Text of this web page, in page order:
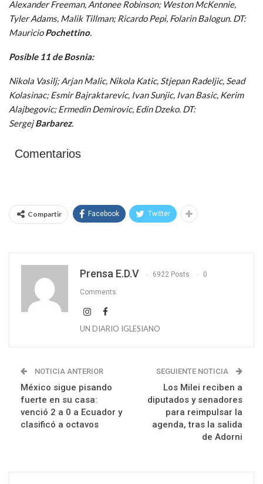
Alexander Freeman, Antonee Robinson; Weston McKennie,
Tyler Adams, Malik Tillman; Ricardo Pepi, Folarin Balogun. DT:
MauricioPochettino.
Posible 11 de Bosnia:
Nikola Vasilj; Arjan Malic, Nikola Katic, Stjepan Radeljic, Sead
Kolasinac; Esmir Bajraktarevic, Ivan Sunjic, Ivan Basic, Kerim
Alajbegovic; Ermedin Demirovic, Edin Dzeko. DT:
SergejBarbarez.
Comentarios
Compartir Facebook Twitter
Prensa E.D.V 6922 Posts 0
Comments
UN DIARIO IGLESIANO
NOTICIA ANTERIOR
México sigue pisando
fuerte en su casa:
venció 2 a 0 a Ecuador y
clasificó a octavos
SEGUIENTE NOTICIA
Los Milei reciben a
diputados y senadores
para reimpulsar la
agenda, tras la salida
de Adorni